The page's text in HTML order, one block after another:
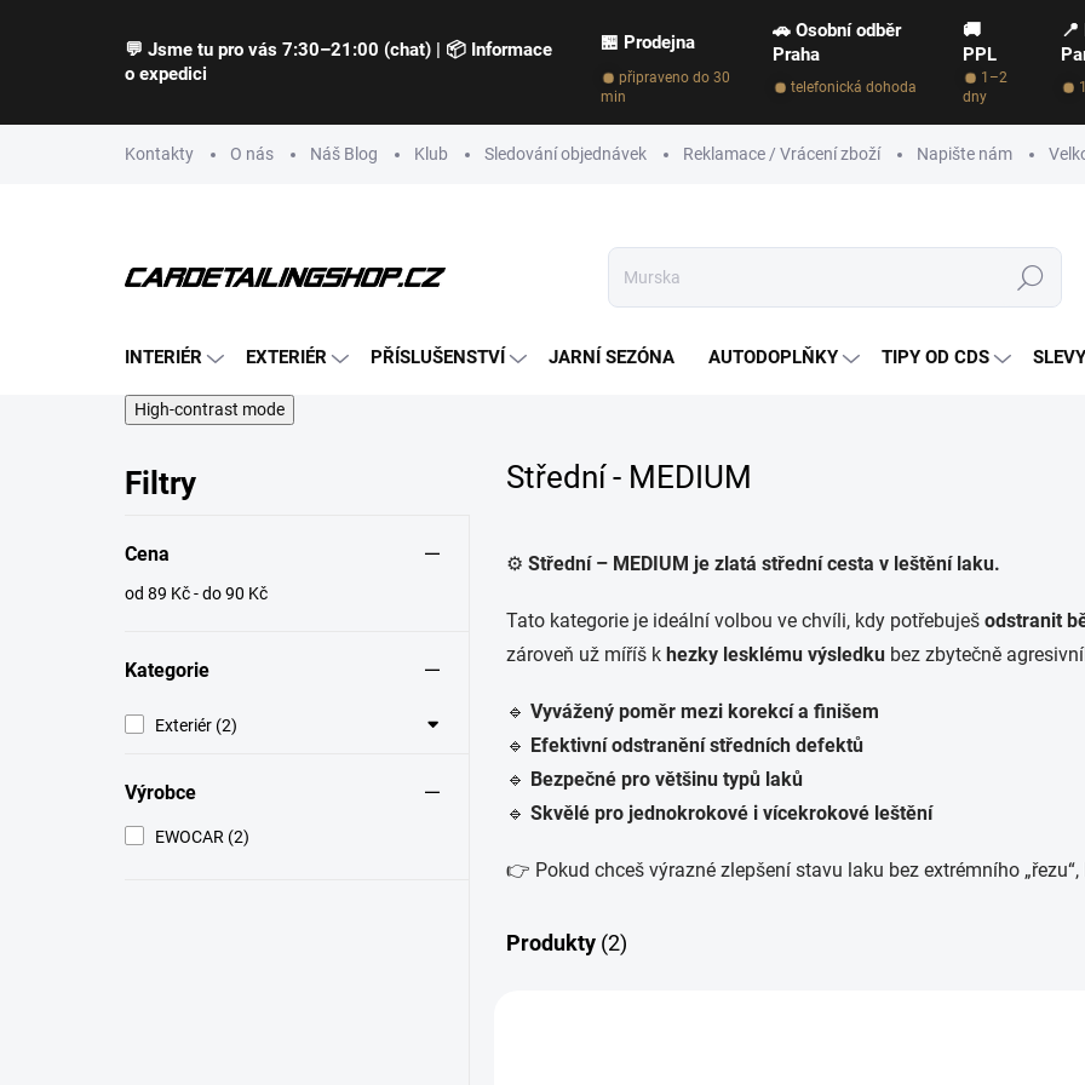
💬 Jsme tu pro vás 7:30–21:00 (chat) | 📦 Informace
o expedici
🏪 Prodejna
🚗 Osobní odběr
Praha
🚚
PPL
📍
připraveno do 30
min
telefonická dohoda
1–2
dny
Kontakty O nás Náš Blog Klub Sledování objednávek Reklamace / Vrácení zboží Napište nám
Hledat
INTERIÉR EXTERIÉR PŘÍSLUŠENSTVÍ JARNÍ SEZÓNA AUTODOPLŇKY TIPY OD CDS
High-contrast mode
Filtry
Cena
od 89 Kč - do 90 Kč
Kategorie
Exteriér (2)
Výrobce
EWOCAR (2)
Střední - MEDIUM
⚙️ Střední – MEDIUM je zlatá střední cesta v leštění laku.
Tato kategorie je ideální volbou ve chvíli, kdy potřebuješ odstranit
zároveň už míříš k hezky lesklému výsledkubez zbytečně
🔹 Vyvážený poměr mezi korekcí a finišem
🔹 Efektivní odstranění středních defektů
🔹 Bezpečné pro většinu typů laků
🔹 Skvělé pro jednokrokové i vícekrokové leštění
👉 Pokud chceš výrazné zlepšení stavu laku bez extrémního
Produkty (2)